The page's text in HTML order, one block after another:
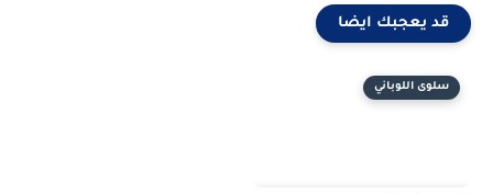
قد يعجبك ايضا
سلوى اللوباني